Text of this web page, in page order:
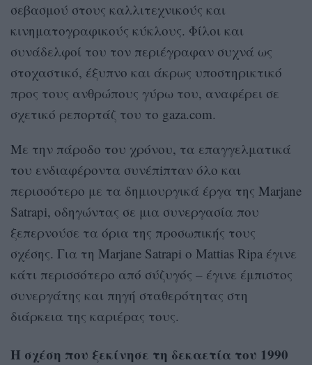
σεβασμού στους καλλιτεχνικούς και
κινηματογραφικούς κύκλους. Φίλοι και
συνάδελφοί του τον περιέγραφαν συχνά ως
στοχαστικό, έξυπνο και άκρως υποστηρικτικό
προς τους ανθρώπους γύρω του, αναφέρει σε
σχετικό ρεπορτάζ του το gaza.com.
Με την πάροδο του χρόνου, τα επαγγελματικά
του ενδιαφέροντα συνέπiπταν όλο και
περισσότερο με τα δημιουργικά έργα της Marjane
Satrapi, οδηγώντας σε μια συνεργασία που
ξεπερνούσε τα όρια της προσωπικής τους
σχέσης. Για τη Marjane Satrapi ο Mattias Ripa έγινε
κάτι περισσότερο από σύζυγός – έγινε έμπιστος
συνεργάτης και πηγή σταθερότητας στη
διάρκεια της καριέρας τους.
Η σχέση που ξεκίνησε τη δεκαετία του 1990